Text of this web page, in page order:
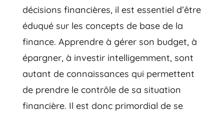
décisions financières, il est essentiel d’être
éduqué sur les concepts de base de la
finance. Apprendre à gérer son budget, à
épargner, à investir intelligemment, sont
autant de connaissances qui permettent
de prendre le contrôle de sa situation
financière. Il est donc primordial de se